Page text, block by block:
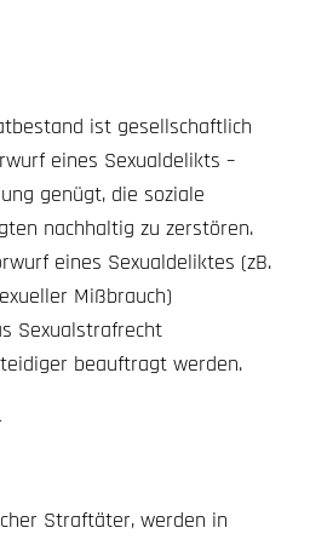
ist gesellschaftlich
eines Sexualdelikts –
genügt, die soziale
nachhaltig zu zerstören.
eines Sexualdeliktes (zB.
Mißbrauch)
Sexualstrafrecht
beauftragt werden.
Straftäter, werden in